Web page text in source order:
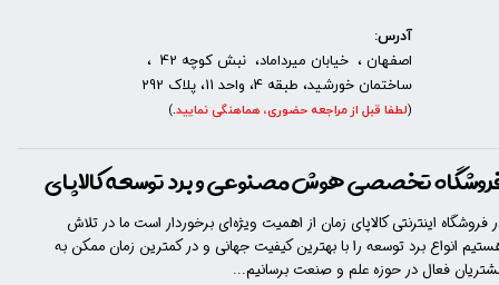
تخصصی هوش مصنوعی و برد توسعه کالاپای
فروشگاه اینترنتی کالاپای زمان از اهمیت ویژه‌ای برخوردار است ما در تلاش
انواع برد توسعه را با​​​ بهترین کیفیت جهانی و در کمترین زمان ممکن به
فعال در حوزه علم و صنعت برسانیم...
آدرس:
اصفهان ، خیابان میرداماد، نبش کوچه 42 ،
ساختمان خورشید، طبقه 4، واحد 11، پلاک 292
(لطفا قبل از مراجعه حضوری، هماهنگی نمایید.
)